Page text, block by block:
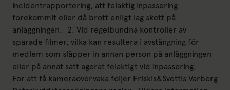
incidentrapportering, att felaktig inpassering
förekommit eller då brott enligt lag skett på
anläggningen. 2. Vid regelbundna kontroller av
sparade filmer, vilka kan resultera i avstängning för
medlem som släpper in annan person på anläggningen
eller på annat sätt agerat felaktigt vid inpassering.
För att få kameraövervaka följer Friskis&Svettis Varberg